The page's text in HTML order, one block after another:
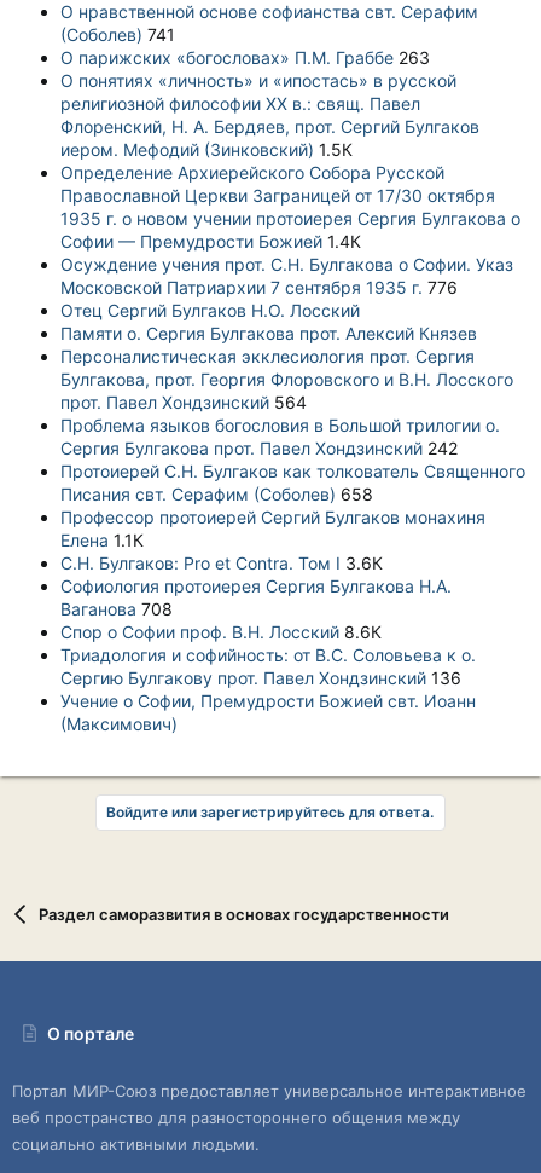
О нравственной основе софианства свт. Серафим
(Соболев) 741
О парижских «богословах» П.М. Граббе 263
О понятиях «личность» и «ипостась» в русской
религиозной философии XX в.: свящ. Павел
Флоренский, Н. А. Бердяев, прот. Сергий Булгаков
иером. Мефодий (Зинковский) 1.5К
Определение Архиерейского Собора Русской
Православной Церкви Заграницей от 17/30 октября
1935 г. о новом учении протоиерея Сергия Булгакова о
Софии — Премудрости Божией 1.4К
Осуждение учения прот. С.Н. Булгакова о Софии. Указ
Московской Патриархии 7 сентября 1935 г. 776
Отец Сергий Булгаков Н.О. Лосский
Памяти о. Сергия Булгакова прот. Алексий Князев
Персоналистическая экклесиология прот. Сергия
Булгакова, прот. Георгия Флоровского и В.Н. Лосского
прот. Павел Хондзинский 564
Проблема языков богословия в Большой трилогии о.
Сергия Булгакова прот. Павел Хондзинский 242
Протоиерей С.Н. Булгаков как толкователь Священного
Писания свт. Серафим (Соболев) 658
Профессор протоиерей Сергий Булгаков монахиня
Елена 1.1К
С.Н. Булгаков: Pro et Contra. Том I 3.6К
Софиология протоиерея Сергия Булгакова Н.А.
Ваганова 708
Спор о Софии проф. В.Н. Лосский 8.6К
Триадология и софийность: от В.С. Соловьева к о.
Сергию Булгакову прот. Павел Хондзинский 136
Учение о Софии, Премудрости Божией свт. Иоанн
(Максимович)
Войдите или зарегистрируйтесь для ответа.
Раздел саморазвития в основах государственности
О портале
Портал МИР-Союз предоставляет универсальное интерактивное
веб пространство для разностороннего общения между
социально активными людьми.